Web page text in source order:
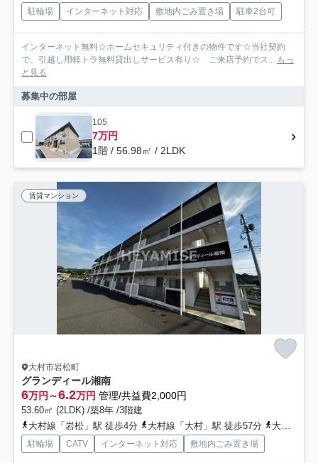
駐輪場 インターネット対応 敷地内ごみ置き場 駐車2台可
インターネット無料☆ホームセキュリティ付きの物件です☆当社契約
で、引越し用軽トラ無料貸出しサービス有り☆ ご来店予約でス... もっ
と見る
募集中の部屋
105
7万円
1階 / 56.98㎡ / 2LDK
賃貸マンション
大村市岩松町
グランディール湘南
6万円～6.2万円 管理/共益費2,000円
53.60㎡ (2LDK) /築8年 /3階建
大村線「岩松」駅 徒歩4分
大村線「大村」駅 徒歩57分 大村線「諏訪」駅 徒歩77分
駐輪場 CATV インターネット対応 敷地内ごみ置き場